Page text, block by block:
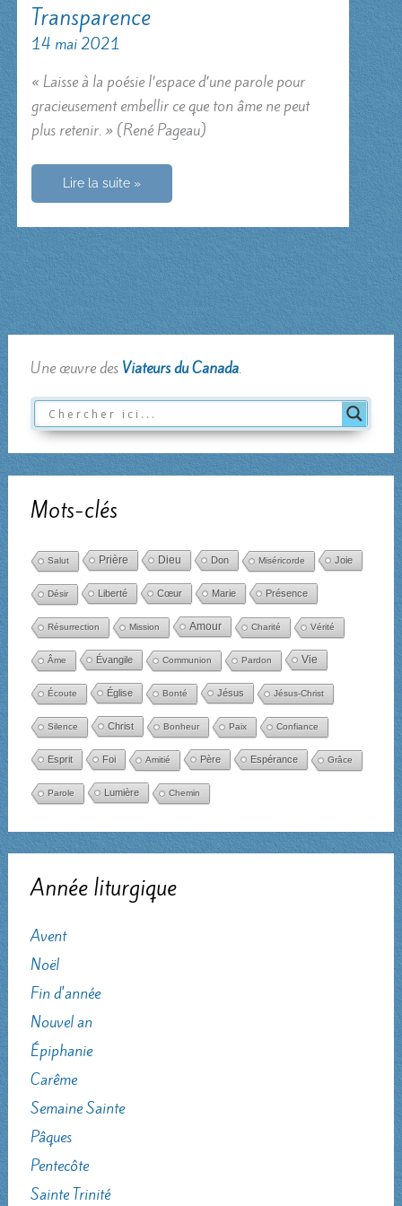
Transparence
14 mai 2021
« Laisse à la poésie l’espace d’une parole pour
gracieusement embellir ce que ton âme ne peut
plus retenir. » (René Pageau)
Transparence
Lire la suite »
Une œuvre des Viateurs du Canada.
Mots-clés
Salut Prière Dieu Don Miséricorde Joie
Désir Liberté Cœur Marie Présence
Résurrection Mission Amour Charité Vérité
Âme Évangile Communion Pardon Vie
Écoute Église Bonté Jésus Jésus-Christ
Silence Christ Bonheur Paix Confiance
Esprit Foi Amitié Père Espérance Grâce
Parole Lumière Chemin
Année liturgique
Avent
Noël
Fin d'année
Nouvel an
Épiphanie
Carême
Semaine Sainte
Pâques
Pentecôte
Sainte Trinité